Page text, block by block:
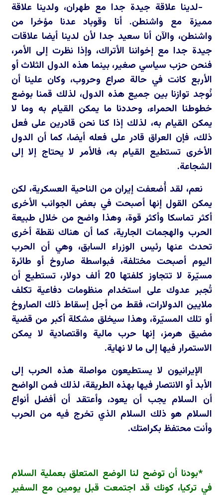
-لدينا علاقة جيدة جدا مع طهران، ولدينا علاقة
مميزة مع واشنطن. أنا وقوباد عدنا مؤخرا من
واشنطن، والآن أنا سعيد جدا لأن لدينا أيضا علاقات
جيدة جدا مع إخواننا الأتراك، وإذا نظرت إلى الأمر،
فنحن حزب سياسي صغير، بينما هذه الدول الثلاث أو
الأربع كانت في حالة صراع وحروب، وكان علينا أن
نُوجد توازنا بين جميع هذه الدول، لذلك قمنا بوضع
خطوطنا الحمراء، وحددنا ما يمكن القيام به وما لا
يمكن القيام به، لذلك إذا كنا نحن قادرين على فعل
ذلك، فإن العراق قادر على فعله أيضا، كما أن الدول
الأخرى تستطيع القيام به، فالأمر لا يحتاج إلا إلى
الشجاعة.
نعم، لقد أُضعفت إيران من الناحية العسكرية، لكن
يمكن القول إنها أصبحت في بعض الجوانب الأخرى
أكثر تماسكا وأكثر قوة، وهذا واضح من خلال طبيعة
الحرب والهجمات الجارية، كما أن هناك نقطة أخرى
تحدث عنها رئيس الوزراء السابق، وهي أن الحرب
اليوم أصبحت مختلفة، فبواسطة صاروخ أو طائرة
مسيّرة لا تتجاوز كلفتها 20 ألف دولار، تستطيع أن
تُجبر عدوك على استخدام منظومات دفاعية تكلف
ملايين الدولارات، فقط من أجل إسقاط ذلك الصاروخ
أو تلك المسيّرة، وهذا سيخلق مشكلة أكبر من قضية
مضيق هرمز، إنها حرب مالية واقتصادية لا يمكن
الاستمرار فيها إلى ما لا نهاية.
الإيرانيون لا يستطيعون مواصلة هذه الحرب إلى
الأبد أو الانتصار فيها بهذه الطريقة، لذلك فمن الواضح
أن السلام يجب أن يعود، وأعتقد أن أفضل أنواع
السلام هو ذلك السلام الذي تخرج فيه من الحرب
وأنت محتفظ بكرامتك.
*بودنا أن توضح لنا الوضع المتعلق بعملية السلام
في تركيا، كونك قد اجتمعت قبل يومين مع السفير